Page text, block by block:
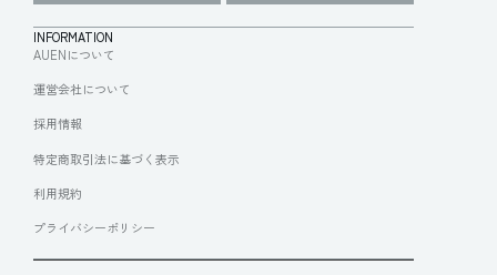
INFORMATION
AUENについて
運営会社について
採用情報
特定商取引法に基づく表示
利用規約
プライバシーポリシー